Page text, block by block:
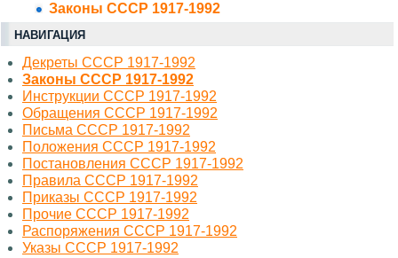
Законы СССР 1917-1992
НАВИГАЦИЯ
Декреты СССР 1917-1992
Законы СССР 1917-1992
Инструкции СССР 1917-1992
Обращения СССР 1917-1992
Письма СССР 1917-1992
Положения СССР 1917-1992
Постановления СССР 1917-1992
Правила СССР 1917-1992
Приказы СССР 1917-1992
Прочие СССР 1917-1992
Распоряжения СССР 1917-1992
Указы СССР 1917-1992